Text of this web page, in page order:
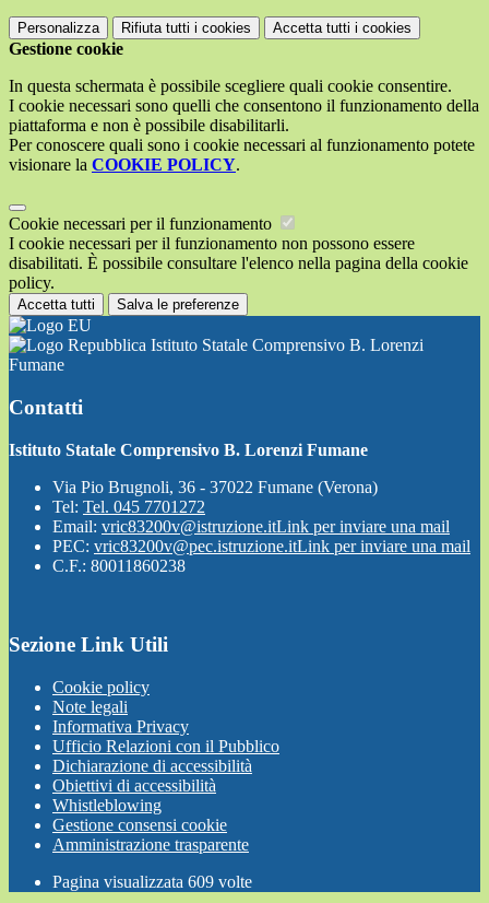
Personalizza Rifiuta tutti i cookies Accetta tutti i cookies
Gestione cookie
In questa schermata è possibile scegliere quali cookie consentire.
I cookie necessari sono quelli che consentono il funzionamento della
piattaforma e non è possibile disabilitarli.
Per conoscere quali sono i cookie necessari al funzionamento potete
visionare la COOKIE POLICY.
Cookie necessari per il funzionamento
I cookie necessari per il funzionamento non possono essere
disabilitati. È possibile consultare l'elenco nella pagina della cookie
policy.
Accetta tutti Salva le preferenze
Istituto Statale Comprensivo B. Lorenzi
Fumane
Contatti
Istituto Statale Comprensivo B. Lorenzi Fumane
Via Pio Brugnoli, 36 - 37022 Fumane (Verona)
Tel: Tel. 045 7701272
Email: vric83200v@istruzione.itLink per inviare una mail
PEC: vric83200v@pec.istruzione.itLink per inviare una mail
C.F.: 80011860238
Sezione Link Utili
Cookie policy
Note legali
Informativa Privacy
Ufficio Relazioni con il Pubblico
Dichiarazione di accessibilità
Obiettivi di accessibilità
Whistleblowing
Gestione consensi cookie
Amministrazione trasparente
Pagina visualizzata 609 volte